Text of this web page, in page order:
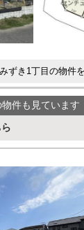
ずき1丁目の物件
件も見ています